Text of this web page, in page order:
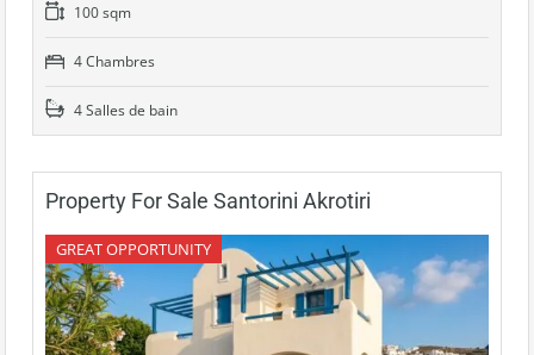
100 sqm
4 Chambres
4 Salles de bain
Property For Sale Santorini Akrotiri
GREAT OPPORTUNITY